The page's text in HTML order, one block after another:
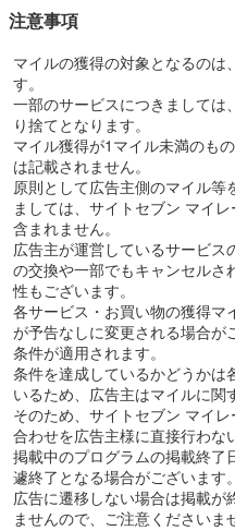
注意事項
マイルの獲得の対象となるのは
す。
一部のサービスにつきましては
り捨てとなります。
マイル獲得が1マイル未満のも
は記載されません。
原則として広告主側のマイル等
ましては、サイトセブン マイ
含まれません。
広告主が運営しているサービス
の交換や一部でもキャンセルさ
性もございます。
各サービス・お買い物の獲得マ
が予告なしに変更される場合が
条件が適用されます。
条件を達成しているかどうかは
いるため、広告主はマイルに関
そのため、サイトセブン マイ
合わせを広告主様に直接行わな
掲載中のプログラムの掲載終了
遽終了となる場合がございます。
広告に遷移しない場合は掲載が
ませんので、ご注意くださいま